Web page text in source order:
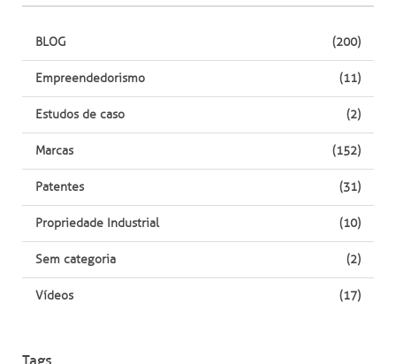
BLOG (200)
Empreendedorismo (11)
Estudos de caso (2)
Marcas (152)
Patentes (31)
Propriedade Industrial (10)
Sem categoria (2)
Vídeos (17)